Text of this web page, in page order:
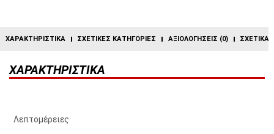
ΧΑΡΑΚΤΗΡΙΣΤΙΚΆ ΣΧΕΤΙΚΈΣ ΚΑΤΗΓΟΡΊΕΣ ΑΞΙΟΛΟΓΉΣΕΙΣ (0) ΣΧΕΤΙΚΆ
ΧΑΡΑΚΤΗΡΙΣΤΙΚΆ
Λεπτομέρειες